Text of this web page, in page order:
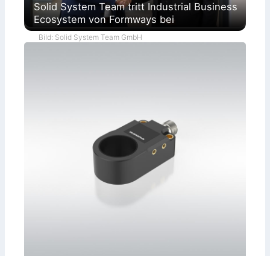
Solid System Team tritt Industrial Business
Ecosystem von Formways bei
Bild: Solid System Team GmbH